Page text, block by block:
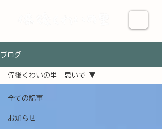
ブログ
全ての記事
お知らせ
備後くわいの里｜思いで